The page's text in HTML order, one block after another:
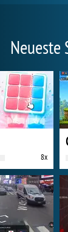
Neueste
8x